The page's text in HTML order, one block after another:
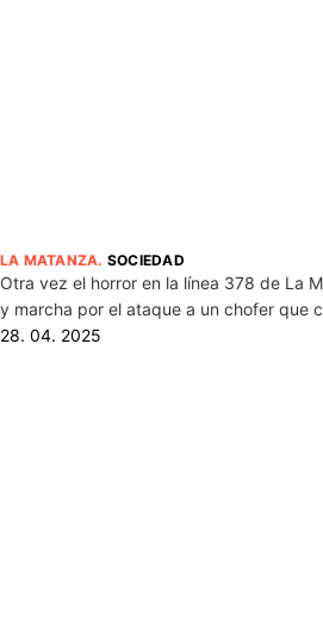
LA MATANZA. SOCIEDAD
Otra vez el horror en la línea 378 de La
y marcha por el ataque a un chofer que
28. 04. 2025